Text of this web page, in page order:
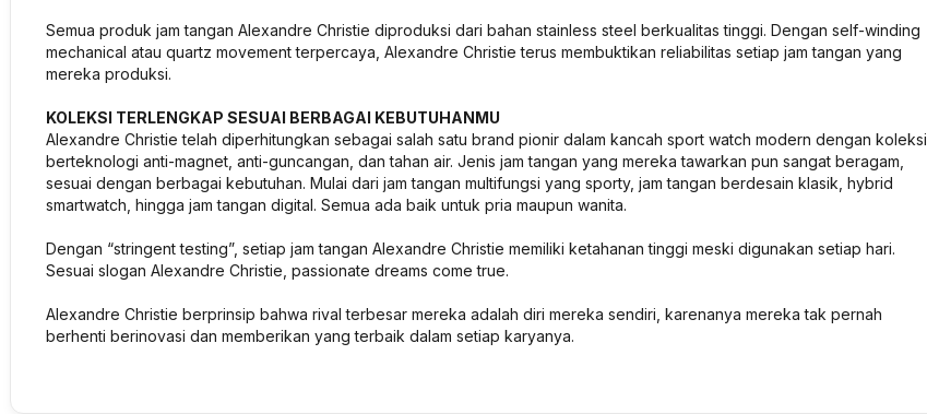
Semua produk jam tangan Alexandre Christie diproduksi dari bahan stainless steel berkualitas tinggi. Dengan self-winding
mechanical atau quartz movement terpercaya, Alexandre Christie terus membuktikan reliabilitas setiap jam tangan yang
mereka produksi.
KOLEKSI TERLENGKAP SESUAI BERBAGAI KEBUTUHANMU
Alexandre Christie telah diperhitungkan sebagai salah satu brand pionir dalam kancah sport watch modern dengan koleksi
berteknologi anti-magnet, anti-guncangan, dan tahan air. Jenis jam tangan yang mereka tawarkan pun sangat beragam,
sesuai dengan berbagai kebutuhan. Mulai dari jam tangan multifungsi yang sporty, jam tangan berdesain klasik, hybrid
smartwatch, hingga jam tangan digital. Semua ada baik untuk pria maupun wanita.
Dengan “stringent testing”, setiap jam tangan Alexandre Christie memiliki ketahanan tinggi meski digunakan setiap hari.
Sesuai slogan Alexandre Christie, passionate dreams come true.
Alexandre Christie berprinsip bahwa rival terbesar mereka adalah diri mereka sendiri, karenanya mereka tak pernah
berhenti berinovasi dan memberikan yang terbaik dalam setiap karyanya.